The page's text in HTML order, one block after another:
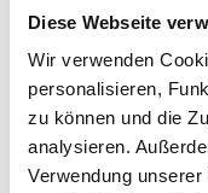
Diese Webseite
Wir verwenden
personalisieren,
zu können und die
analysieren.
Verwendung
telefonische
825-0.